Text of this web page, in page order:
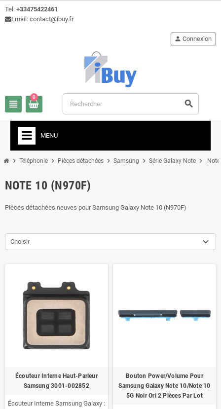
Tel: +33475422461
Email: contact@ibuy.fr
view_headline
person Connexion
0
search
MENU
chevron_right Téléphonie chevron_right Pièces détachées chevron_right Samsung chevron_right Série Galaxy Note chevron_right
NOTE 10 (N970F)
Pièces détachées neuves pour Samsung Galaxy Note 10 (N970F)
Choisir
Écouteur Interne Haut-Parleur
Samsung 3001-002852
Écouteur Interne Samsung Galaxy :
Bouton Power/Volume Pour
Samsung Galaxy Note 10/Note 10
5G Noir Ori 2 Pièces Par Lot